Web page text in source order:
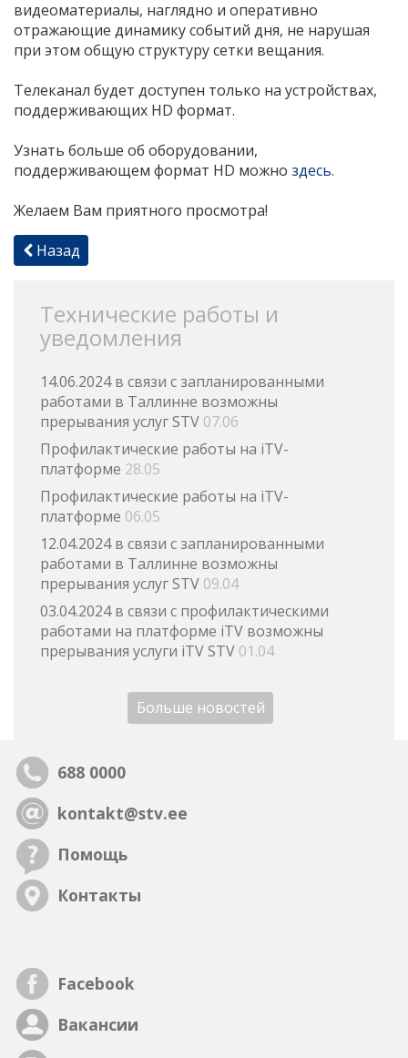
видеоматериалы, наглядно и оперативно
отражающие динамику событий дня, не нарушая
при этом общую структуру сетки вещания.
Телеканал будет доступен только на устройствах,
поддерживающих HD формат.
Узнать больше об оборудовании,
поддерживающем формат HD можно здесь.
Желаем Вам приятного просмотра!
Назад
Технические работы и
уведомления
14.06.2024 в связи с запланированными
работами в Таллинне возможны
прерывания услуг STV 07.06
Профилактические работы на iTV-
платформе 28.05
Профилактические работы на iTV-
платформе 06.05
12.04.2024 в связи с запланированными
работами в Таллинне возможны
прерывания услуг STV 09.04
03.04.2024 в связи с профилактическими
работами на платформе iTV возможны
прерывания услуги iTV STV 01.04
Больше новостей
688 0000
kontakt@stv.ee
Помощь
Контакты
Facebook
Вакансии